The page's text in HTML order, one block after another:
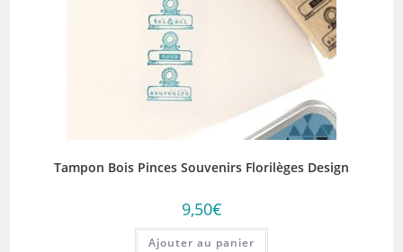
Tampon Bois Pinces Souvenirs Florilèges Design
9,50€
Ajouter au panier